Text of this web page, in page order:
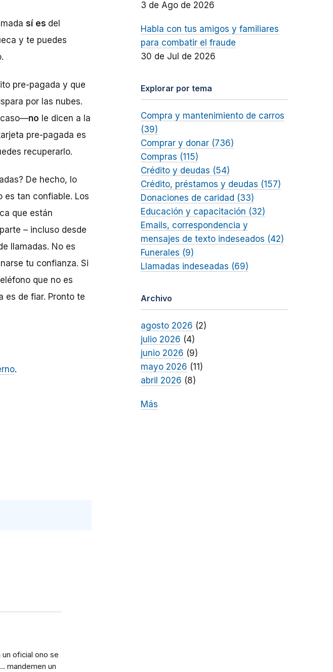
sí es del
y te puedes
pre-pagada y que
por las nubes.
caso—no le dicen a la
pre-pagada es
recuperarlo.
De hecho, lo
es tan confiable. Los
que están
– incluso desde
llamadas. No es
tu confianza. Si
que no es
es de fiar. Pronto te
.
oficial ono se
mandemen un
3 de Ago de 2026
Habla con tus amigos y familiares
para combatir el fraude
30 de Jul de 2026
Explorar por tema
Compra y mantenimiento de carros
(39)
Comprar y donar (736)
Compras (115)
Crédito y deudas (54)
Crédito, préstamos y deudas (157)
Donaciones de caridad (33)
Educación y capacitación (32)
Emails, correspondencia y
mensajes de texto indeseados (42)
Funerales (9)
Llamadas indeseadas (69)
Archivo
agosto 2026 (2)
julio 2026 (4)
junio 2026 (9)
mayo 2026 (11)
abril 2026 (8)
Más